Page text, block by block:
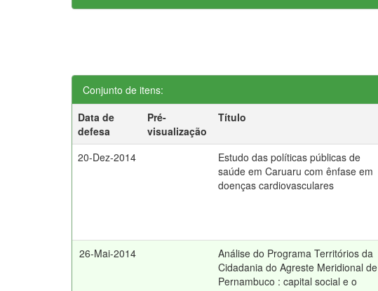
Conjunto de itens:
Data de
defesa
Pré-
visualização
Título
20-Dez-2014
Estudo das políticas públicas de
saúde em Caruaru com ênfase em
doenças cardiovasculares
26-Mai-2014
Análise do Programa Territórios da
Cidadania do Agreste Meridional de
Pernambuco : capital social e o